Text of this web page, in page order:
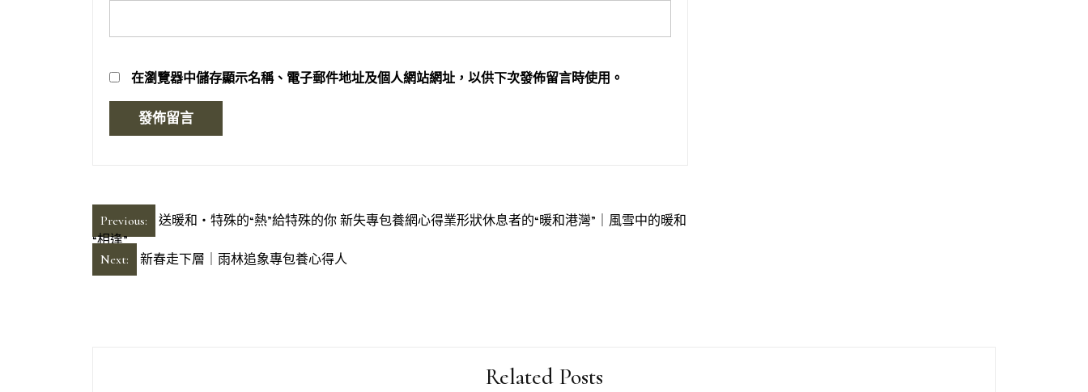
在瀏覽器中儲存顯示名稱、電子郵件地址及個人網站網址，以供下次發佈留言時使用。
文
章
Previous:
送暖和・特殊的“熱”給特殊的你 新失專包養網心得業形狀休息者的“暖和港灣”｜風雪中的暖和
“相逢”
Next:
新春走下層｜雨林追象專包養心得人
Related Posts